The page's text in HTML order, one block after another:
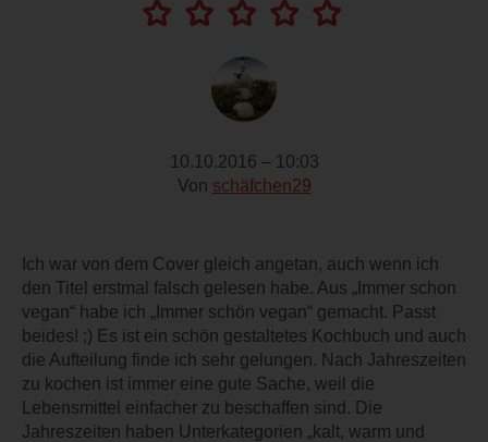
10.10.2016 – 10:03
Von schäfchen29
Ich war von dem Cover gleich angetan, auch wenn ich
den Titel erstmal falsch gelesen habe. Aus „Immer schon
vegan“ habe ich „Immer schön vegan“ gemacht. Passt
beides! ;) Es ist ein schön gestaltetes Kochbuch und auch
die Aufteilung finde ich sehr gelungen. Nach Jahreszeiten
zu kochen ist immer eine gute Sache, weil die
Lebensmittel einfacher zu beschaffen sind. Die
Jahreszeiten haben Unterkategorien „kalt, warm und